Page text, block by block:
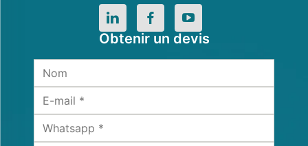
Obtenir un devis